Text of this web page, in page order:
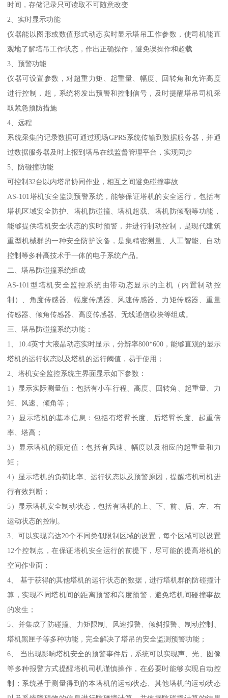
时间，存储记录只可读取不可随意改变
2、实时显示功能
仪器能以图形或数值形式动态实时显示塔吊工作参数，使司机能直
观地了解塔吊工作状态，作出正确操作，避免误操作和超载
3、预警功能
仪器可设置参数，对超重力矩、起重量、幅度、回转角和允许高度
进行控制，超，系统将发出预警和控制信号，及时提醒塔吊司机采
取紧急预防措施
4、远程
系统采集的记录数据可通过现场GPRS系统传输到数据服务器，并通
过数据服务器及时上报到塔吊在线监督管理平台，实现同步
5、防碰撞功能
可控制32台以内塔吊协同作业，相互之间避免碰撞事故
AS-101塔机安全监测预警系统，能够保证塔机的安全运行，包括有
塔机区域安全防护、塔机防碰撞、塔机超载、塔机防倾翻等功能，
能够提供塔机安全状态的实时预警，并进行制动控制，是现代建筑
重型机械群的一种安全防护设备，是集精密测量、人工智能、自动
控制等多种高技术于一体的电子系统产品。
二、塔吊防碰撞系统组成
AS-101型塔机安全监控系统由带动态显示的主机（内置制动控
制）、角度传感器、幅度传感器、风速传感器、力矩传感器、重量
传感器、倾角传感器、高度传感器、无线通信模块等组成。
三、塔吊防碰撞系统功能：
1、10.4英寸大液晶动态实时显示，分辨率800*600，能够直观的显示
塔机的运行状态以及塔机的运行阈值，易于使用；
2、塔机安全监控系统主界面显示如下参数：
1）显示实际测量值：包括有小车行程、高度、回转角、起重量、力
矩、风速、倾角等；
2）显示塔机的基本信息：包括有塔臂长度、后塔臂长度、起重倍
率、塔高；
3）显示塔机的额定值：包括有风速、幅度以及相应的起重量和力
矩；
4）显示塔机的负荷比率、运行状态以及预警原因，提醒塔机司机进
行有效判断；
5）显示塔机安全制动状态，包括有塔机的上、下、前、后、左、右
运动状态的控制。
3、可以实现高达20个不同类似限制区域的设置，每个区域可以设置
12个控制点，在保证塔机安全运行的前提下，尽可能的提高塔机的
空间作业面；
4、 基于获得的其他塔机的运行状态的数据，进行塔机群的防碰撞计
算，实现不同塔机间的距离预警和高度预警，避免塔机间碰撞事故
的发生；
5、并集成了防碰撞、力矩限制、风速报警、倾斜报警、制动控制、
塔机黑匣子等多种功能，完全解决了塔吊的安全监测预警功能；
6、 当出现影响塔机安全的预警事件后，系统可以实现声、光、图像
等多种报警方式提醒塔机司机谨慎操作，在必要时能够实现自动控
制；系统基于测量得到的本塔机的运动状态、其他塔机的运动状态